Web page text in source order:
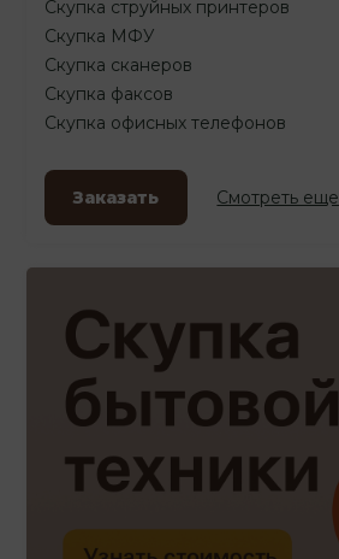
Скупка струйных принтеров
Скупка МФУ
Скупка сканеров
Скупка факсов
Скупка офисных телефонов
Заказать Смотреть еще